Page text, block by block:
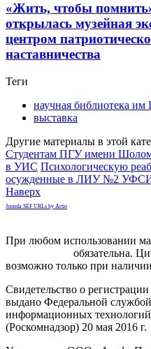
«Жить, чтобы
открылась музейная
центром
наставничества
Теги
научная библиотека
выставка
Другие материалы в этой
Студентам ПГУ имени
в УИС Психологическую
осужденные в ЛИУ №2
Наверх
Joomla SEF URLs by Artio
При любом использовании
обязательна.
возможно только при
Свидетельство о
выдано Федеральной
информационных
(Роскомнадзор) 20 мая 2016 г.